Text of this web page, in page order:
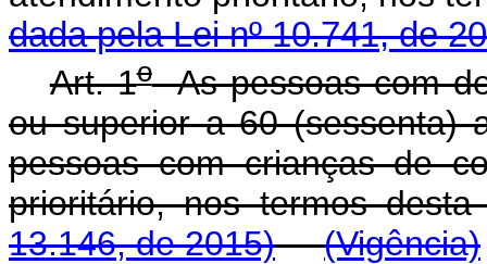
dada pela Lei nº 10.741, de
Art. 1oAs pessoas com
ou superior a 60 (sessenta)
pessoas com crianças de
prioritário, nos termos
13.146, de 2015)
(Vigência)